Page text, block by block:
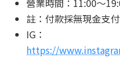
營業時間：11:00～
註：付款採無現金支
IG：
https://